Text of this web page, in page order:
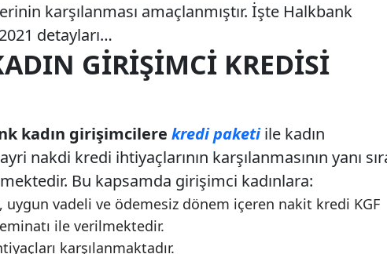
karşılanması amaçlanmıştır. İşte Halkbank
detayları…
GIRIŞIMCI KREDISI
kadın girişimcilere kredi paketiile kadın
nakdi kredi ihtiyaçlarının karşılanmasının yanı
Bu kapsamda girişimci kadınlara:
uygun vadeli ve ödemesiz dönem içeren nakit kredi KGF
ile verilmektedir.
karşılanmaktadır.